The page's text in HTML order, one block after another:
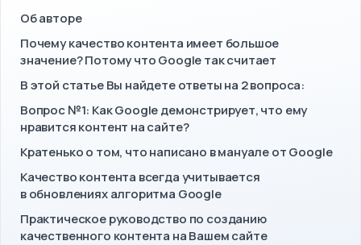
Об авторе
Почему качество контента имеет большое
значение? Потому что Google так считает
В этой статье Вы найдете ответы на 2 вопроса:
Вопрос №1: Как Google демонстрирует, что ему
нравится контент на сайте?
Кратенько о том, что написано в мануале от Google
Качество контента всегда учитывается
в обновлениях алгоритма Google
Практическое руководство по созданию
качественного контента на Вашем сайте